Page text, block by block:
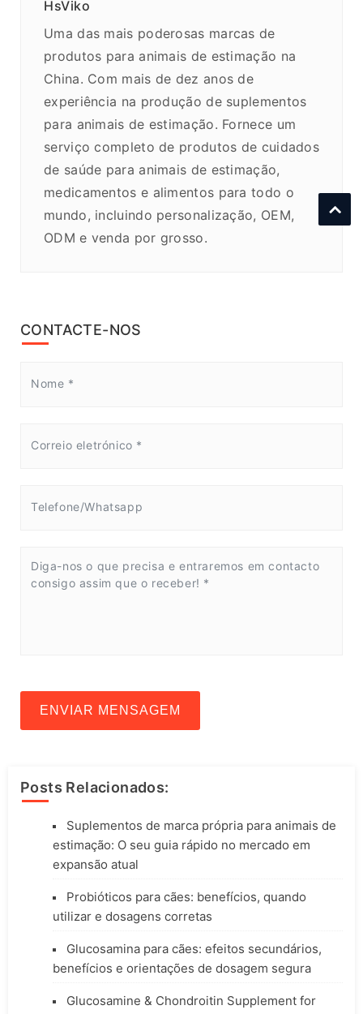
HsViko
Uma das mais poderosas marcas de
produtos para animais de estimação na
China. Com mais de dez anos de
experiência na produção de suplementos
para animais de estimação. Fornece um
serviço completo de produtos de cuidados
de saúde para animais de estimação,
medicamentos e alimentos para todo o
mundo, incluindo personalização, OEM,
ODM e venda por grosso.
CONTACTE-NOS
ENVIAR MENSAGEM
Posts Relacionados:
Suplementos de marca própria para animais de
estimação: O seu guia rápido no mercado em
expansão atual
Probióticos para cães: benefícios, quando
utilizar e dosagens corretas
Glucosamina para cães: efeitos secundários,
benefícios e orientações de dosagem segura
Glucosamine & Chondroitin Supplement for